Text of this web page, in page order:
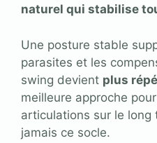
naturel qui stabilise
Une posture stable
parasites et les
swing devient plus
meilleure approche
articulations sur le long
jamais ce socle.